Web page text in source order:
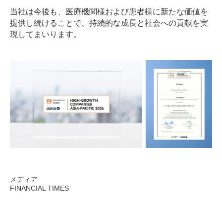
当社は今後も、医療機関様および患者様に新たな価値を
提供し続けることで、持続的な成長と社会への貢献を実
現してまいります。
メディア
FINANCIAL TIMES